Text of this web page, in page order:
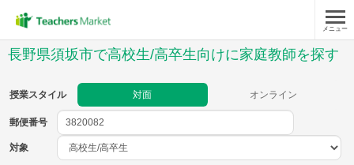
メニュー
長野県須坂市で高校生/高卒生向けに家庭教師を探す
授業スタイル 対面 オンライン
郵便番号
対象
郵便番号